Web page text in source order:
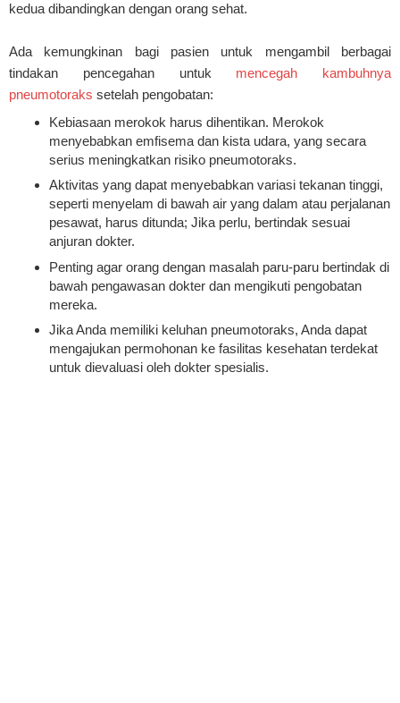
kedua dibandingkan dengan orang sehat.
Ada kemungkinan bagi pasien untuk mengambil berbagai
tindakan pencegahan untuk mencegah kambuhnya
pneumotoraks setelah pengobatan:
Kebiasaan merokok harus dihentikan. Merokok
menyebabkan emfisema dan kista udara, yang secara
serius meningkatkan risiko pneumotoraks.
Aktivitas yang dapat menyebabkan variasi tekanan tinggi,
seperti menyelam di bawah air yang dalam atau perjalanan
pesawat, harus ditunda; Jika perlu, bertindak sesuai
anjuran dokter.
Penting agar orang dengan masalah paru-paru bertindak di
bawah pengawasan dokter dan mengikuti pengobatan
mereka.
Jika Anda memiliki keluhan pneumotoraks, Anda dapat
mengajukan permohonan ke fasilitas kesehatan terdekat
untuk dievaluasi oleh dokter spesialis.